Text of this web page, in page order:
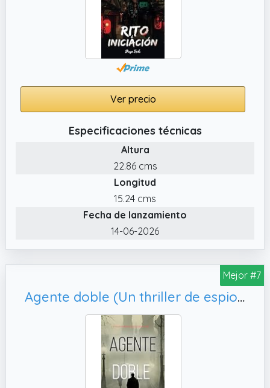
Ver precio
Especificaciones técnicas
Altura
22.86 cms
Longitud
15.24 cms
Fecha de lanzamiento
14-06-2026
Mejor #7
Agente doble (Un thriller de espionaje histórico de Tyler Wolf - Libro 1)